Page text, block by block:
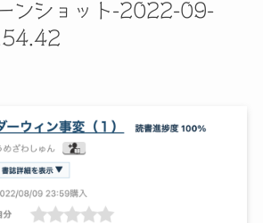
ンショット-2022-09-